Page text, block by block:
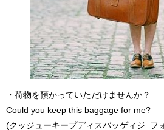
・荷物を預かっていただけませんか？
Could you keep this baggage for me?
(クッジューキープディスバッゲィジ フ